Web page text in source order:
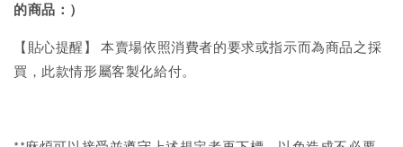
的商品：）
【貼心提醒】 本賣場依照消費者的要求或指示而為商品之採
買，此款情形屬客製化給付。